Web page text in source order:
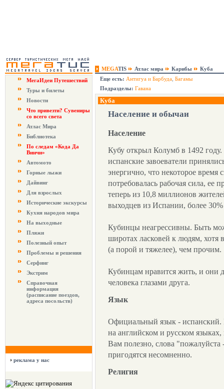
MEGATIS Атлас мира Карибы
Куба
МегаИдеи Путешествий
Туры и билеты
Новости
Что привезти? Сувениры
со всего света
Атлас Мира
Библиотека
По следам «Кода Да
Винчи»
Автомото
Горные лыжи
Дайвинг
Для взрослых
Исторические экскурсы
Кухня народов мира
На выходные
Пляжи
Полезный опыт
Проблемы и решения
Серфинг
Экстрим
Справочная
информация
(расписание поездов,
адреса посольств)
реклама у нас
Еще есть: Антигуа и Барбуда Багамы
Подразделы: Гавана
Куба
Население и обычаи
Население
Кубу открыл Колумб в 1492
испанские завоеватели
энергично, что некоторое время
потребовалась рабочая сила, ее
теперь из 10,8 миллионов
выходцев из Испании, более
Кубинцы неагрессивны. Быть
широтах ласковей к людям, хотя
(а порой и тяжелее), чем прочим.
Кубинцам нравится жить, и они
человека глазами друга.
Язык
Официальный язык - испанский.
на английском и русском
Вам полезно, слова
пригодятся несомненно.
Религия